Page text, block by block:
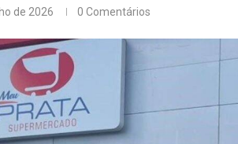
de 2026 0 Comentários